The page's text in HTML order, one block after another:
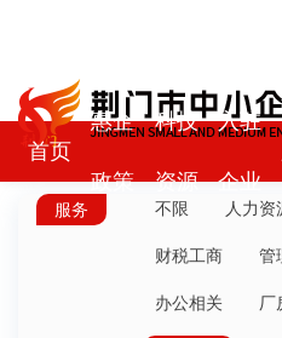
首页
惠企
政策
科技
资源
入驻
企业
服务 不限 人力资
财税工商 管
办公相关 厂